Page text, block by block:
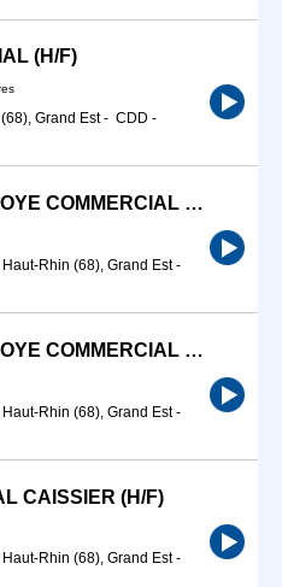
(H/F)
Grand Est- CDD -
INTERMARCHE - EMPLOYE COMMERCIAL CAISSIER (H/F)
Rhin (68), Grand Est-
INTERMARCHE - EMPLOYE COMMERCIAL LIQUIDE (H/F)
Rhin (68), Grand Est-
CAISSIER (H/F)
Rhin (68), Grand Est-